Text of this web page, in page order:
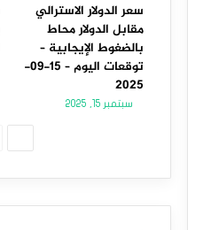
سعر الدولار الاسترالي
مقابل الدولار محاط
بالضغوط الإيجابية –
توقعات اليوم – 15-09-
2025
سبتمبر 15, 2025